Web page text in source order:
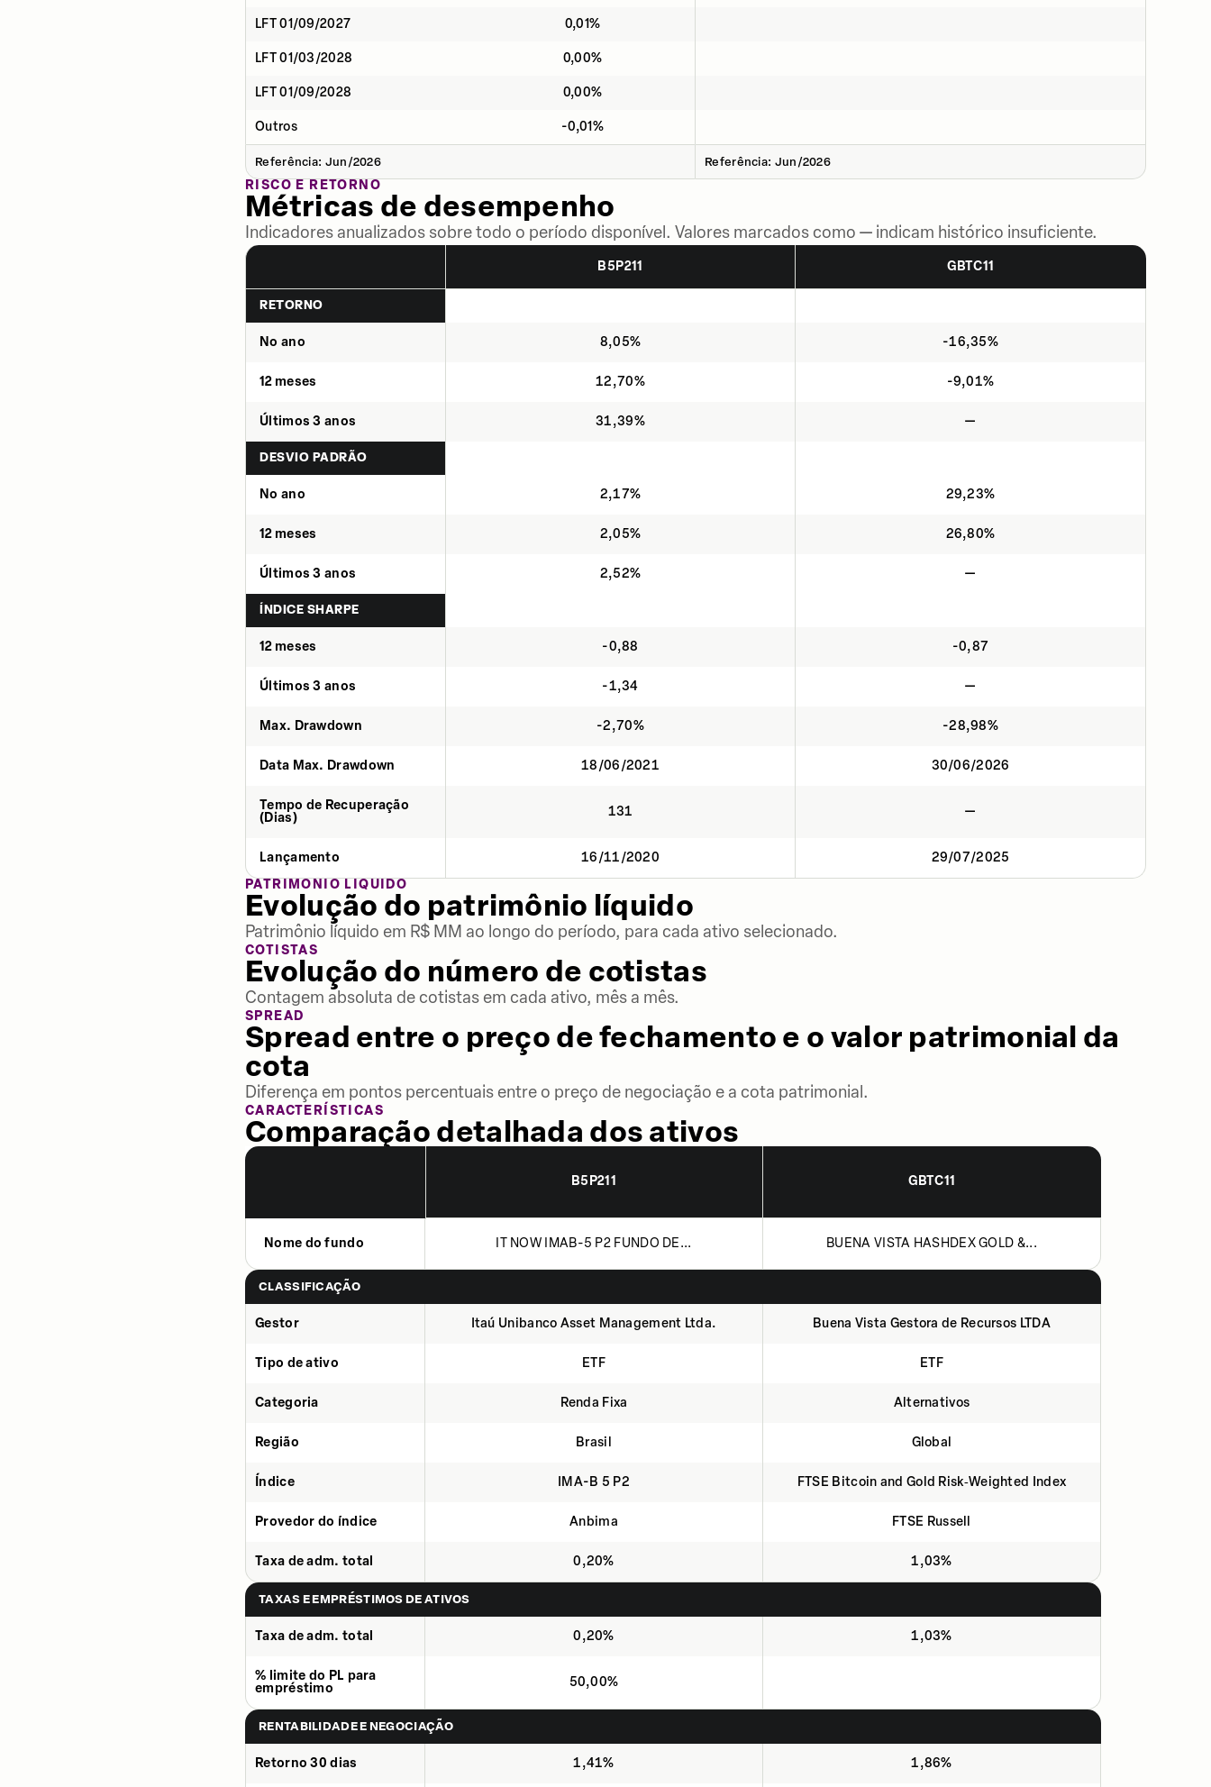
LFT 01/09/2027 0,01%
LFT 01/03/2028 0,00%
LFT 01/09/2028 0,00%
Outros -0,01%
Referência: Jun/2026 Referência: Jun/2026
RISCO E RETORNO
Métricas de desempenho
Indicadores anualizados sobre todo o período disponível. Valores marcados como — indicam histórico insuficiente.
B5P211 GBTC11
RETORNO
No ano 8,05% -16,35%
12 meses 12,70% -9,01%
Últimos 3 anos 31,39% —
DESVIO PADRÃO
No ano 2,17% 29,23%
12 meses 2,05% 26,80%
Últimos 3 anos 2,52% —
ÍNDICE SHARPE
12 meses -0,88 -0,87
Últimos 3 anos -1,34 —
Max. Drawdown -2,70% -28,98%
Data Max. Drawdown 18/06/2021 30/06/2026
Tempo de Recuperação
(Dias)
131 —
Lançamento 16/11/2020
29/07/2025
PATRIMÔNIO LÍQUIDO
Evolução do patrimônio líquido
Patrimônio líquido em R$ MM ao longo do período, para cada ativo selecionado.
COTISTAS
Evolução do número de cotistas
Contagem absoluta de cotistas em cada ativo, mês a mês.
SPREAD
Spread entre o preço de fechamento e o valor patrimonial da
cota
Diferença em pontos percentuais entre o preço de negociação e a cota patrimonial.
CARACTERÍSTICAS
Comparação detalhada dos ativos
B5P211 GBTC11
Nome do fundo IT NOW IMAB-5 P2 FUNDO DE... BUENA VISTA HASHDEX GOLD &...
CLASSIFICAÇÃO
Gestor Itaú Unibanco Asset Management Ltda. Buena Vista Gestora de Recursos LTDA
Tipo de ativo ETF ETF
Categoria Renda Fixa Alternativos
Região Brasil Global
Índice IMA-B 5 P2 FTSE Bitcoin and Gold Risk‑Weighted Index
Provedor do índice Anbima FTSE Russell
Taxa de adm. total 0,20% 1,03%
TAXAS E EMPRÉSTIMOS DE ATIVOS
Taxa de adm. total 0,20% 1,03%
% limite do PL para
empréstimo
50,00%
RENTABILIDADE E NEGOCIAÇÃO
Retorno 30 dias 1,41% 1,86%